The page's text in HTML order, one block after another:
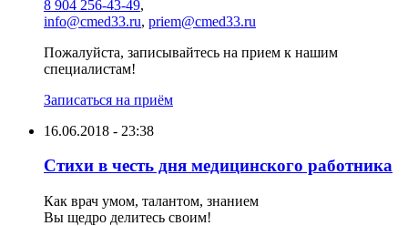
8 904 256-43-49,
info@cmed33.ru, priem@cmed33.ru
Пожалуйста, записывайтесь на прием к нашим
специалистам!
Записаться на приём
16.06.2018 - 23:38
Стихи в честь дня медицинского работника
Как врач умом, талантом, знанием
Вы щедро делитесь своим!